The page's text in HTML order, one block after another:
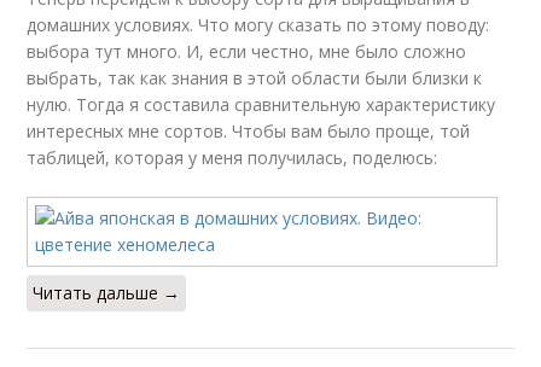
домашних условиях. Что могу сказать по этому поводу:
выбора тут много. И, если честно, мне было сложно
выбрать, так как знания в этой области были близки к
нулю. Тогда я составила сравнительную характеристику
интересных мне сортов. Чтобы вам было проще, той
таблицей, которая у меня получилась, поделюсь:
Читать дальше →